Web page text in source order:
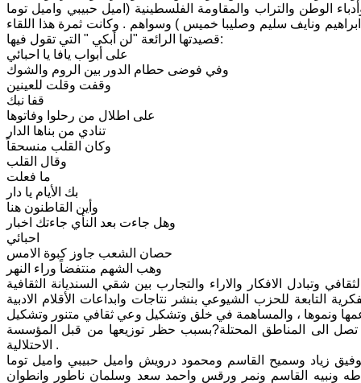
الوطن والتراب والمقاومة الفلسطينية (اميل حبيبي واميل توما
ونايف سليم وصليبا خميس ) وسواهم . وكانت ثمرة هذا اللقاء
قصيدتها الرائعة "لن أبكي " التي تقول فيها:
على أبواب يافا يا احبائي
وفي فوضى حطام الدور بين الروم والشوك
وقفت وقلت للعينين
قفا نبك
على اطلال من رحلوا وفاتوها
تنادي من بناها الدار
وكان القلب منسحقاً
وقال القلب
ما فعلت
بك الأيام يا دار
وأين القاطنون هنا
وهل جاءت بعد النأي جاءتك اخبار
احبائي
حصان الشعب جاوز كبوة الامس
وهب الشهم منتفضاً وراء النهر
وتبادل الافكار والاراء والتجارب بين شقي السنديانة الثقافية
التابعة للحزب الشيوعي بنشر نتاجات وابداعات الأقلام الادبية
ونموها ، والمساهمة في خلق وتشكيل وعي ثقافي متنور وتشكيل
الى المناطق المحتلة?بسبب حظر توزيعها من قبل المؤسسة
الاحتلالية .
زياد وسميح القاسم ومحمود درويش واميل حبيبي واميل توما
ونبيه القاسم ونمر ورقس واحمد سعد وسلمان ناطور وانطوان